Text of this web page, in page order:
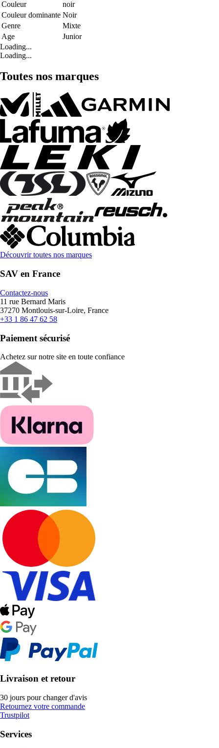
Couleur
noir
Couleur dominante Noir
Genre
Mixte
Age
Junior
Loading...
Loading...
Toutes nos marques
Découvrir toutes nos marques
SAV en France
Contactez-nous
11 rue Bernard Maris
37270 Montlouis-sur-Loire, France
+33 1 86 47 62 58
Paiement sécurisé
Achetez sur notre site en toute confiance
Livraison et retour
30 jours pour changer d'avis
Retournez votre commande
Trustpilot
Services